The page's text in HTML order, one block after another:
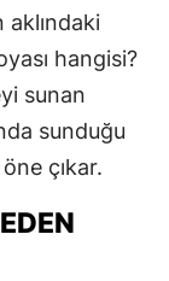
hangisi?
sunan
sunduğu
çıkar.